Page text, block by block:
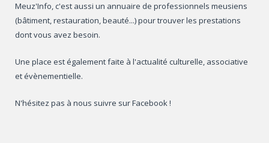
Meuz'Info, c'est aussi un annuaire de professionnels meusiens
(bâtiment, restauration, beauté...) pour trouver les prestations
dont vous avez besoin.
Une place est également faite à l'actualité culturelle, associative
et évènementielle.
N'hésitez pas à nous suivre sur Facebook !